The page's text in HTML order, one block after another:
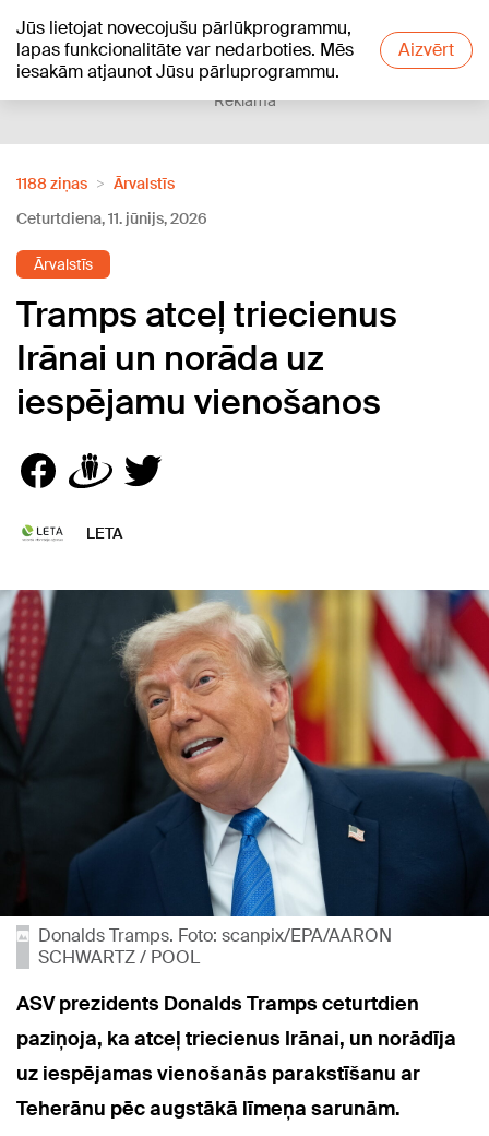
Jūs lietojat novecojušu pārlūkprogrammu,
lapas funkcionalitāte var nedarboties. Mēs
iesakām atjaunot Jūsu pārluprogrammu.
Aizvērt
+11°C
Reklāma
1188 ziņas
Ārvalstīs
Ceturtdiena, 11. jūnijs, 2026
Ārvalstīs
Tramps atceļ triecienus
Irānai un norāda uz
iespējamu vienošanos
LETA
Donalds Tramps. Foto: scanpix/EPA/AARON
SCHWARTZ / POOL
ASV prezidents Donalds Tramps ceturtdien
paziņoja, ka atceļ triecienus Irānai, un norādīja
uz iespējamas vienošanās parakstīšanu ar
Teherānu pēc augstākā līmeņa sarunām.